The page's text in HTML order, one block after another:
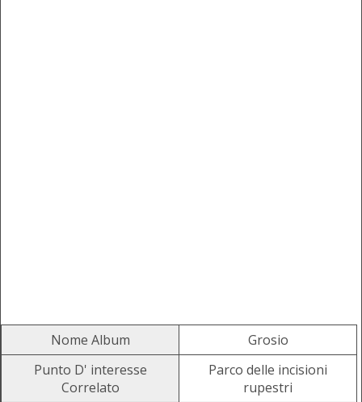
Nome Album
Grosio
Punto D' interesse
Correlato
Parco delle incisioni
rupestri